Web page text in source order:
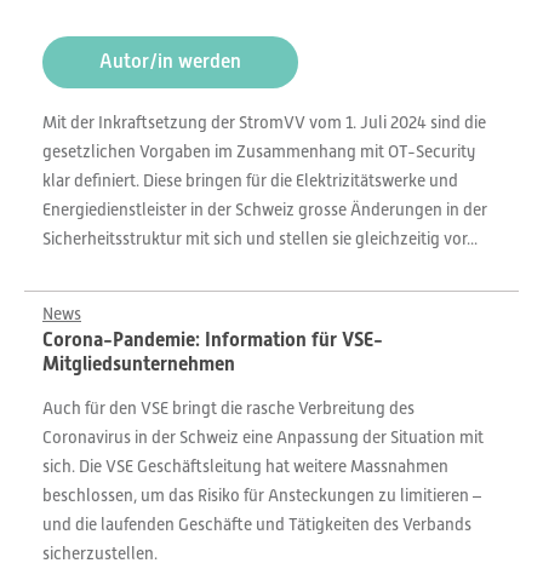
Autor/in werden
Mit der Inkraftsetzung der StromVV vom 1. Juli 2024 sind die
gesetzlichen Vorgaben im Zusammenhang mit OT-Security
klar definiert. Diese bringen für die Elektrizitätswerke und
Energiedienstleister in der Schweiz grosse Änderungen in der
Sicherheitsstruktur mit sich und stellen sie gleichzeitig vor...
News
Corona-Pandemie: Information für VSE-
Mitgliedsunternehmen
Auch für den VSE bringt die rasche Verbreitung des
Coronavirus in der Schweiz eine Anpassung der Situation mit
sich. Die VSE Geschäftsleitung hat weitere Massnahmen
beschlossen, um das Risiko für Ansteckungen zu limitieren –
und die laufenden Geschäfte und Tätigkeiten des Verbands
sicherzustellen.